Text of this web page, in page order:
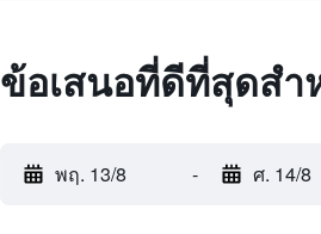
ข้อเสนอที่ดีที่สุดสำ
พฤ. 13/8 - ศ. 14/8